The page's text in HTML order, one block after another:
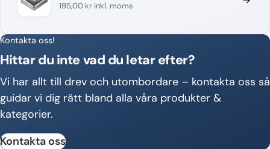
195,00 kr inkl. moms
Kontakta oss!
Hittar du inte vad du letar efter?
Vi har allt till drev och utombordare – kontakta oss så
guidar vi dig rätt bland alla våra produkter &
kategorier.
Kontakta oss